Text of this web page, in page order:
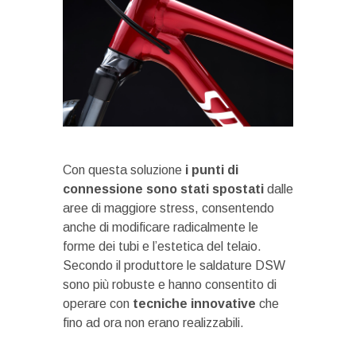
Con questa soluzione i punti di
connessione sono stati spostati dalle
aree di maggiore stress, consentendo
anche di modificare radicalmente le
forme dei tubi e l’estetica del telaio.
Secondo il produttore le saldature DSW
sono più robuste e hanno consentito di
operare con tecniche innovative che
fino ad ora non erano realizzabili.